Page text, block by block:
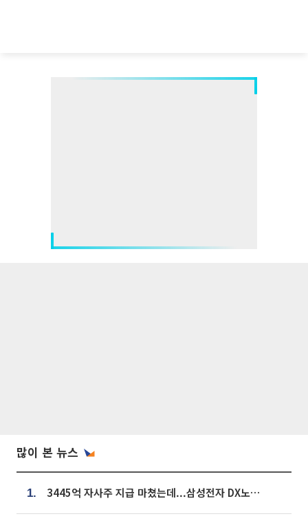
많이 본 뉴스
1. 3445억 자사주 지급 마쳤는데...삼성전자 DX노조, 뒤늦은 '떼쓰기 집회'